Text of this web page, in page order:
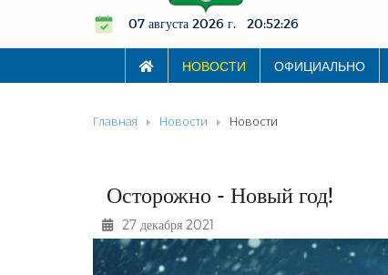
07 августа 2026 г. 20:52:27
НОВОСТИ ОФИЦИАЛЬНО
Главная Новости Новости
Осторожно - Новый год!
27 декабря 2021